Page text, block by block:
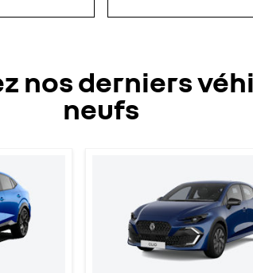
nos derniers
neufs